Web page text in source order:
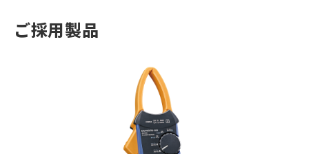
ご採用製品